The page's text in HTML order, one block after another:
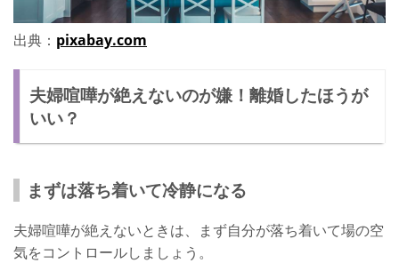
出典： pixabay.com
夫婦喧嘩が絶えないのが嫌！離婚したほうが
いい？
まずは落ち着いて冷静になる
夫婦喧嘩が絶えないときは、まず自分が落ち着いて場の空
気をコントロールしましょう。